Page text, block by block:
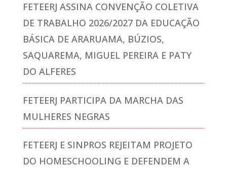
FETEERJ ASSINA CONVENÇÃO COLETIVA
DE TRABALHO 2026/2027 DA EDUCAÇÃO
BÁSICA DE ARARUAMA, BÚZIOS,
SAQUAREMA, MIGUEL PEREIRA E PATY
DO ALFERES
FETEERJ PARTICIPA DA MARCHA DAS
MULHERES NEGRAS
FETEERJ E SINPROS REJEITAM PROJETO
DO HOMESCHOOLING E DEFENDEM A